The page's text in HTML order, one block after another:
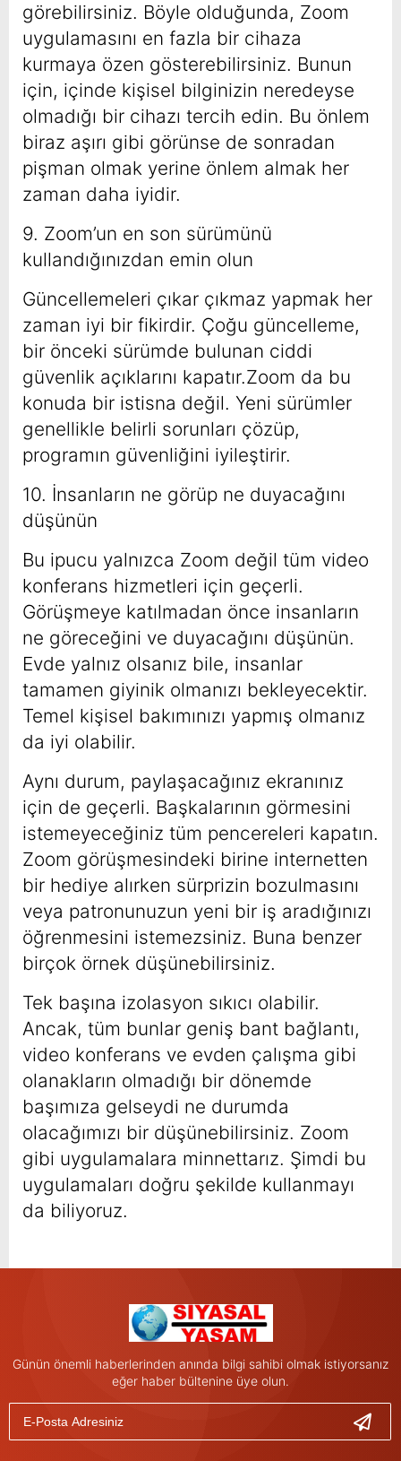
görebilirsiniz. Böyle olduğunda, Zoom
uygulamasını en fazla bir cihaza
kurmaya özen gösterebilirsiniz. Bunun
için, içinde kişisel bilginizin neredeyse
olmadığı bir cihazı tercih edin. Bu önlem
biraz aşırı gibi görünse de sonradan
pişman olmak yerine önlem almak her
zaman daha iyidir.
9. Zoom’un en son sürümünü
kullandığınızdan emin olun
Güncellemeleri çıkar çıkmaz yapmak her
zaman iyi bir fikirdir. Çoğu güncelleme,
bir önceki sürümde bulunan ciddi
güvenlik açıklarını kapatır.Zoom da bu
konuda bir istisna değil. Yeni sürümler
genellikle belirli sorunları çözüp,
programın güvenliğini iyileştirir.
10. İnsanların ne görüp ne duyacağını
düşünün
Bu ipucu yalnızca Zoom değil tüm video
konferans hizmetleri için geçerli.
Görüşmeye katılmadan önce insanların
ne göreceğini ve duyacağını düşünün.
Evde yalnız olsanız bile, insanlar
tamamen giyinik olmanızı bekleyecektir.
Temel kişisel bakımınızı yapmış olmanız
da iyi olabilir.
Aynı durum, paylaşacağınız ekranınız
için de geçerli. Başkalarının görmesini
istemeyeceğiniz tüm pencereleri kapatın.
Zoom görüşmesindeki birine internetten
bir hediye alırken sürprizin bozulmasını
veya patronunuzun yeni bir iş aradığınızı
öğrenmesini istemezsiniz. Buna benzer
birçok örnek düşünebilirsiniz.
Tek başına izolasyon sıkıcı olabilir.
Ancak, tüm bunlar geniş bant bağlantı,
video konferans ve evden çalışma gibi
olanakların olmadığı bir dönemde
başımıza gelseydi ne durumda
olacağımızı bir düşünebilirsiniz. Zoom
gibi uygulamalara minnettarız. Şimdi bu
uygulamaları doğru şekilde kullanmayı
da biliyoruz.
Günün önemli haberlerinden anında bilgi sahibi olmak istiyorsanız
eğer haber bültenine üye olun.